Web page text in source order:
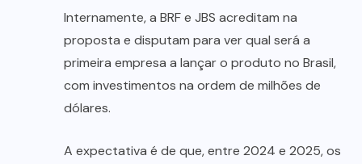
Internamente, a BRF e JBS acreditam na
proposta e disputam para ver qual será a
primeira empresa a lançar o produto no Brasil,
com investimentos na ordem de milhões de
dólares.
A expectativa é de que, entre 2024 e 2025, os